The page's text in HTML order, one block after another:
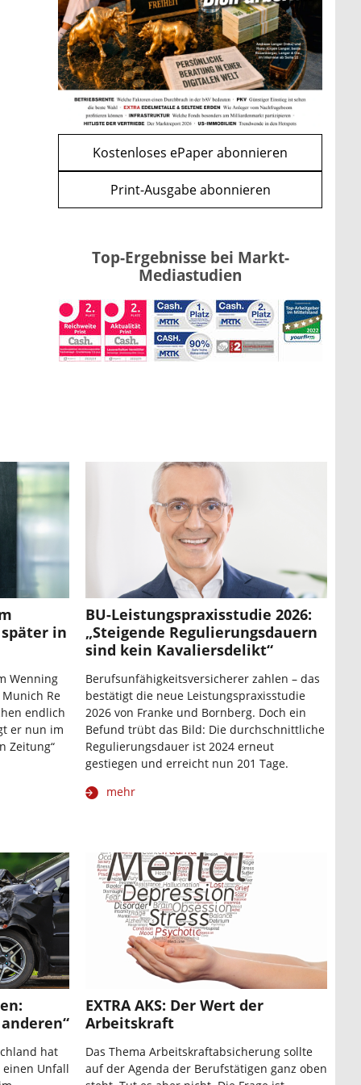
WEITERE ARTIKEL
zurückweiter
Apple-Aktie nach
Quartalszahlen: Ist der
Kursrückgang jetzt eine
Kaufchance?
mehr
Kostenloses ePaper abonnieren
Print-Ausgabe abonnieren
Top-Ergebnisse bei Markt-
Mediastudien
in
Wenning
Re
endlich
er nun im
Zeitung“
BU-Leistungspraxisstudie 2026:
„Steigende Regulierungsdauern
sind kein Kavaliersdelikt“
Berufsunfähigkeitsversicherer zahlen – das
bestätigt die neue Leistungspraxisstudie
2026 von Franke und Bornberg. Doch ein
Befund trübt das Bild: Die durchschnittliche
Regulierungsdauer ist 2024 erneut
gestiegen und erreicht nun 201 Tage.
mehr
hat
einen Unfall
EXTRA AKS: Der Wert der
Arbeitskraft
Das Thema Arbeitskraftabsicherung sollte
auf der Agenda der Berufstätigen ganz oben